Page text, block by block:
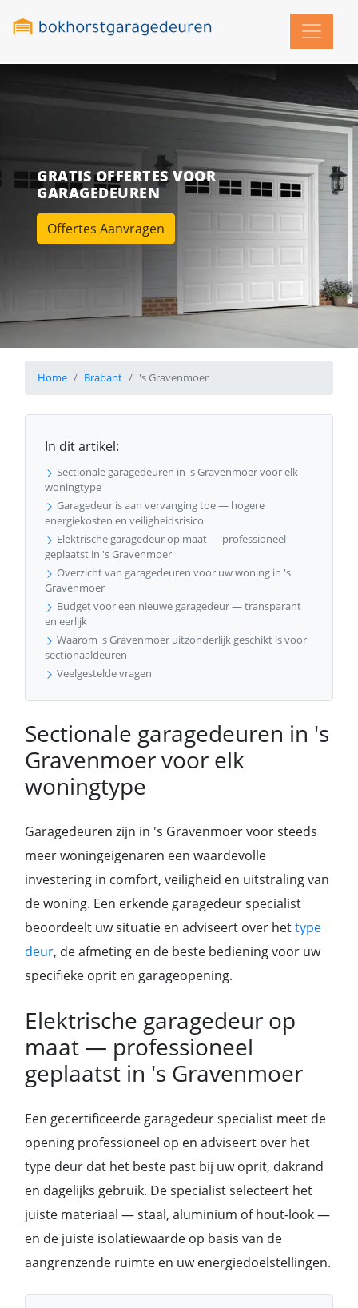
GRATIS OFFERTES VOOR
GARAGEDEUREN
Offertes Aanvragen
Home Brabant 's Gravenmoer
In dit artikel:
Sectionale garagedeuren in 's Gravenmoer voor elk
woningtype
Garagedeur is aan vervanging toe — hogere
energiekosten en veiligheidsrisico
Elektrische garagedeur op maat — professioneel
geplaatst in 's Gravenmoer
Overzicht van garagedeuren voor uw woning in 's
Gravenmoer
Budget voor een nieuwe garagedeur — transparant
en eerlijk
Waarom 's Gravenmoer uitzonderlijk geschikt is voor
sectionaaldeuren
Veelgestelde vragen
Sectionale garagedeuren in 's
Gravenmoer voor elk
woningtype
Garagedeuren zijn in 's Gravenmoer voor steeds
meer woningeigenaren een waardevolle
investering in comfort, veiligheid en uitstraling van
de woning. Een erkende garagedeur specialist
beoordeelt uw situatie en adviseert over hettype
deur, de afmeting en de beste bediening voor uw
specifieke oprit en garageopening.
Elektrische garagedeur op
maat — professioneel
geplaatst in 's Gravenmoer
Een gecertificeerde garagedeur specialist meet de
opening professioneel op en adviseert over het
type deur dat het beste past bij uw oprit, dakrand
en dagelijks gebruik. De specialist selecteert het
juiste materiaal — staal, aluminium of hout-look —
en de juiste isolatiewaarde op basis van de
aangrenzende ruimte en uw energiedoelstellingen.